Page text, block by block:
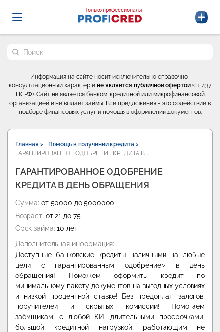
Probrokery - Только профессионалы
Только профессионалы
Поиск по сайту
Информация на сайте носит исключительно справочно-
консультационный характер и не является публичной офертой (ст. 437
ГК РФ). Сайт не является банком, кредитной или микрофинансовой
организацией и не выдаёт займы. Все предложения - это содействие в
подборе финансовых услуг и помощь в оформлении документов.
Главная >
Помощь в получении кредита >
ГАРАНТИРОВАННОЕ ОДОБРЕНИЕ КРЕДИТА В …
ГАРАНТИРОВАННОЕ ОДОБРЕНИЕ
КРЕДИТА В ДЕНЬ ОБРАЩЕНИЯ
Сумма: от 50000 до 5000000
Возраст: от 21 до 75
Срок займа: 10 лет
Дополнительная информация:
Доступные банковские кредиты наличными на любые
цели с гарантированным одобрением в день
обращения! Поможем оформить кредит по
минимальному пакету документов на выгодных условиях
и низкой процентной ставке! Без предоплат, залогов,
поручителей и скрытых комиссий! Помогаем
заёмщикам: с любой КИ, длительными просрочками,
большой кредитной нагрузкой, работающим не